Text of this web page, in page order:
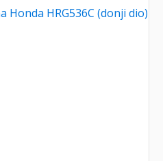
Honda HRG536C (donji dio)